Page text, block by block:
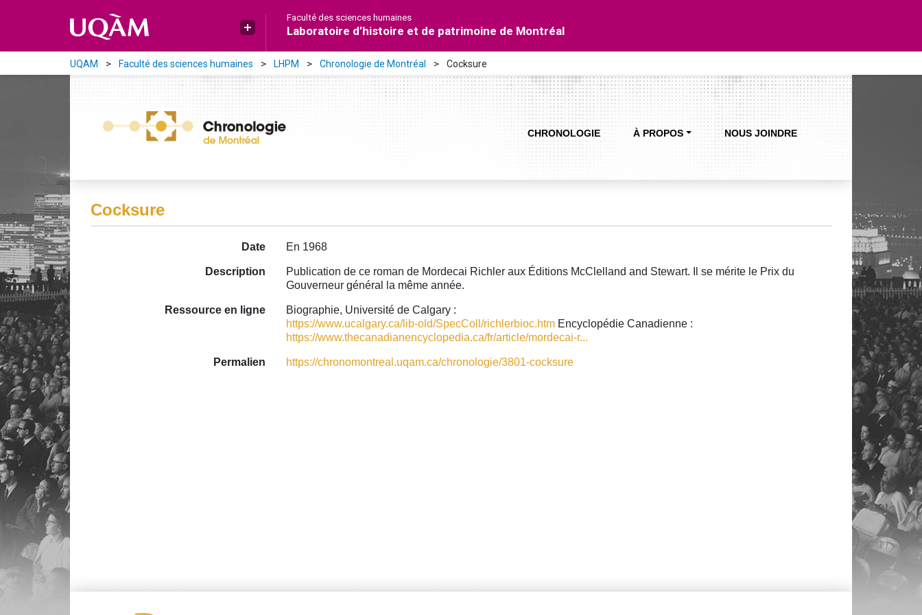
Faculté des sciences humaines
Laboratoire d’histoire et de patrimoine de Montréal
UQAM Faculté des sciences humaines LHPM Chronologie de Montréal Cocksure
CHRONOLOGIE À PROPOS NOUS JOINDRE
Cocksure
Date En 1968
Description
Publication de ce roman de Mordecai Richler aux Éditions McClelland and Stewart. Il se mérite le Prix du
Gouverneur général la même année.
Ressource en ligne
Biographie, Université de Calgary :
https://www.ucalgary.ca/lib-old/SpecColl/richlerbioc.htm Encyclopédie Canadienne :
https://www.thecanadianencyclopedia.ca/fr/article/mordecai-r...
Permalien https://chronomontreal.uqam.ca/chronologie/3801-cocksure